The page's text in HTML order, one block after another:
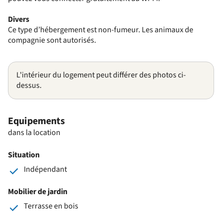
Divers
Ce type d’hébergement est non-fumeur. Les animaux de
compagnie sont autorisés.
L'intérieur du logement peut différer des photos ci-
dessus.
Equipements
dans la location
Situation
Indépendant
Mobilier de jardin
Terrasse en bois